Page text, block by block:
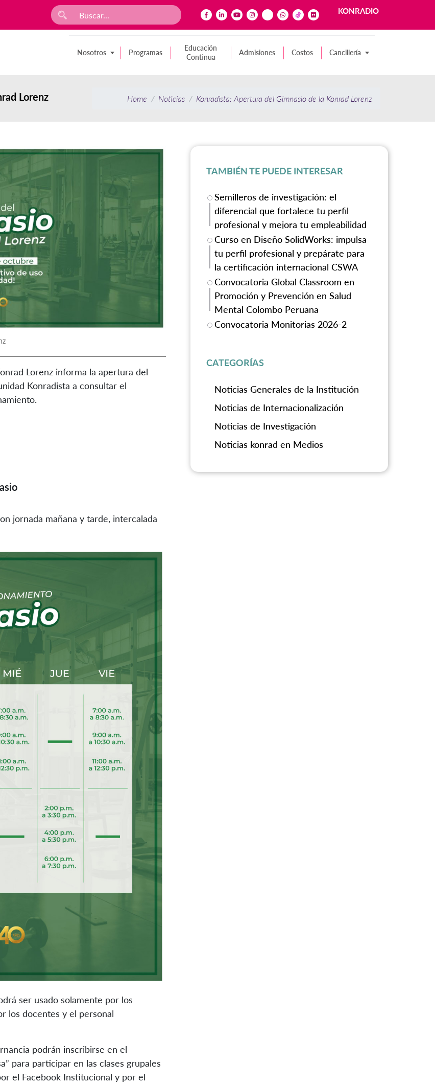
KONRADIO
Nosotros Programas
Educación
Continua
Admisiones Costos Cancillería
Lorenz Home Noticias Konradista: Apertura del Gimnasio de la Konrad Lorenz
Lorenz informa la apertura del
Konradista a consultar el
jornada mañana y tarde, intercalada
ser usado solamente por los
los docentes y el personal
podrán inscribirse en el
para participar en las clases grupales
el Facebook Institucional y por el
TAMBIÉN TE PUEDE INTERESAR
Semilleros de investigación: el
diferencial que fortalece tu perfil
profesional y mejora tu empleabilidad
Curso en Diseño SolidWorks: impulsa
tu perfil profesional y prepárate para
la certificación internacional CSWA
Convocatoria Global Classroom en
Promoción y Prevención en Salud
Mental Colombo Peruana
Convocatoria Monitorias 2026-2
CATEGORÍAS
Noticias Generales de la Institución
Noticias de Internacionalización
Noticias de Investigación
Noticias konrad en Medios